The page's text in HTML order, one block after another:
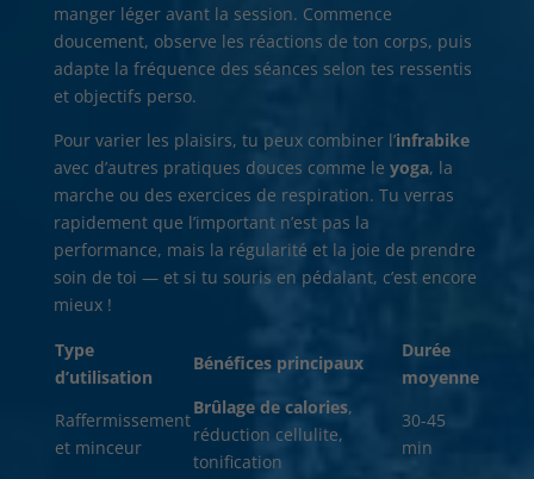
manger léger avant la session. Commence
doucement, observe les réactions de ton corps, puis
adapte la fréquence des séances selon tes ressentis
et objectifs perso.
Pour varier les plaisirs, tu peux combiner l’infrabike
avec d’autres pratiques douces comme le yoga, la
marche ou des exercices de respiration. Tu verras
rapidement que l’important n’est pas la
performance, mais la régularité et la joie de prendre
soin de toi — et si tu souris en pédalant, c’est encore
mieux !
Type
d’utilisation
Bénéfices principaux
Durée
moyenne
Raffermissement
et minceur
Brûlage de calories,
réduction cellulite,
tonification
30-45
min